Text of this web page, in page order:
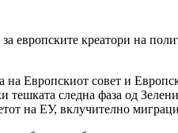
европските креатори на
Европскиот совет и
следна фаза од
на ЕУ, вклучително